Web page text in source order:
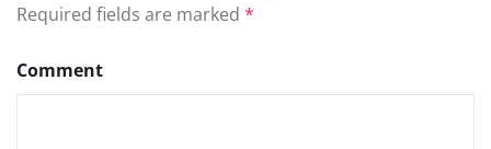
Required fields are marked *
Comment